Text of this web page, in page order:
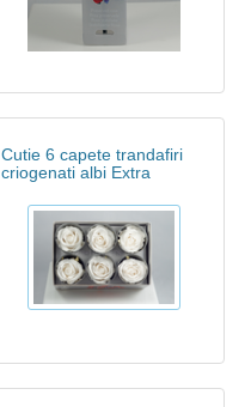
Cutie 6 capete trandafiri
criogenati albi Extra